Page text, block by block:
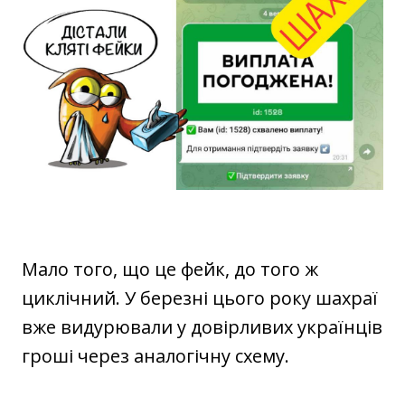
Мало того, що це фейк, до того ж
циклічний. У березні цього року шахраї
вже видурювали у довірливих українців
гроші через аналогічну схему.